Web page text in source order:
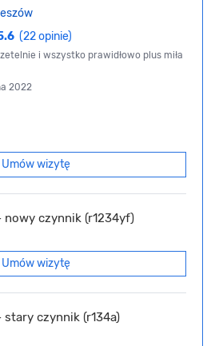
(22 opinie)
i wszystko prawidłowo plus miła
2022
Umów wizytę
czynnik (r1234yf)
Umów wizytę
czynnik (r134a)